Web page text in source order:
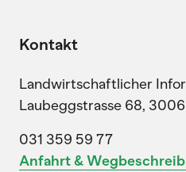
Kontakt
Landwirtschaftlicher
Laubeggstrasse 68,
031 359 59 77
Anfahrt &